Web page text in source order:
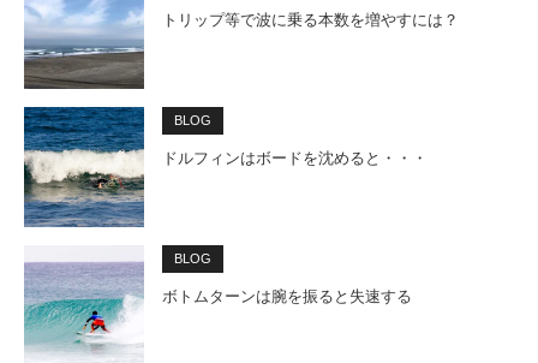
トリップ等で波に乗る本数を増やすには？
BLOG
ドルフィンはボードを沈めると・・・
BLOG
ボトムターンは腕を振ると失速する